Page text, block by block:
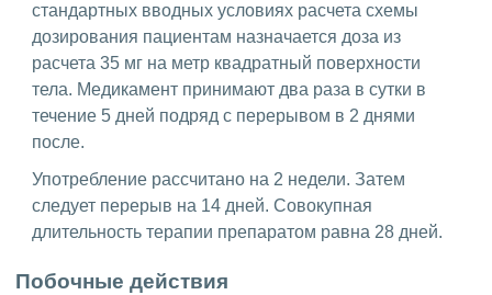
стандартных вводных условиях расчета схемы
дозирования пациентам назначается доза из
расчета 35 мг на метр квадратный поверхности
тела. Медикамент принимают два раза в сутки в
течение 5 дней подряд с перерывом в 2 днями
после.
Употребление рассчитано на 2 недели. Затем
следует перерыв на 14 дней. Совокупная
длительность терапии препаратом равна 28 дней.
Побочные действия